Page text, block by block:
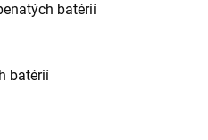
batérií
batérií